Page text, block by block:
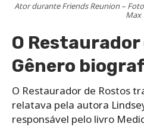
Ator durante Friends Reunion –
Max
O Restaurador
Gênero
O Restaurador de Rostos
relatava pela autora
responsável pelo livro